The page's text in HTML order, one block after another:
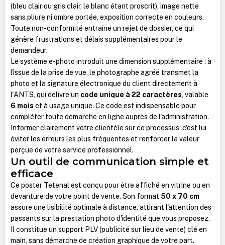
(bleu clair ou gris clair, le blanc étant proscrit), image nette
sans pliure ni ombre portée, exposition correcte en couleurs.
Toute non-conformité entraîne un rejet de dossier, ce qui
génère frustrations et délais supplémentaires pour le
demandeur.
Le système e-photo introduit une dimension supplémentaire : à
l'issue de la prise de vue, le photographe agréé transmet la
photo et la signature électronique du client directement à
l'ANTS, qui délivre un code unique à 22 caractères, valable
6 mois et à usage unique. Ce code est indispensable pour
compléter toute démarche en ligne auprès de l'administration.
Informer clairement votre clientèle sur ce processus, c'est lui
éviter les erreurs les plus fréquentes et renforcer la valeur
perçue de votre service professionnel.
Un outil de communication simple et
efficace
Ce poster Tetenal est conçu pour être affiché en vitrine ou en
devanture de votre point de vente. Son format 50 x 70 cm
assure une lisibilité optimale à distance, attirant l'attention des
passants sur la prestation photo d'identité que vous proposez.
Il constitue un support PLV (publicité sur lieu de vente) clé en
main, sans démarche de création graphique de votre part.